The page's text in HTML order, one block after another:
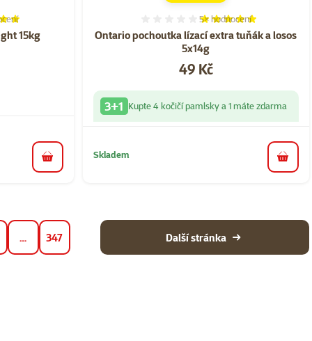
15kg
97%, počet hodnocení: 18
do košíku
Ontario pochoutka lízací extra tuňák a losos
5x14g
Hodnocení 100%, počet
5× hodnocení
Cena
49 Kč
3+1 Kupte 4 kočičí pamlsky a 1 máte zdarma
Skladem
do
… 347 Další stránka